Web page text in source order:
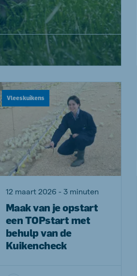
Vleeskuikens
12 maart 2026 - 3 minuten
Maak van je opstart
een TOPstart met
behulp van de
Kuikencheck